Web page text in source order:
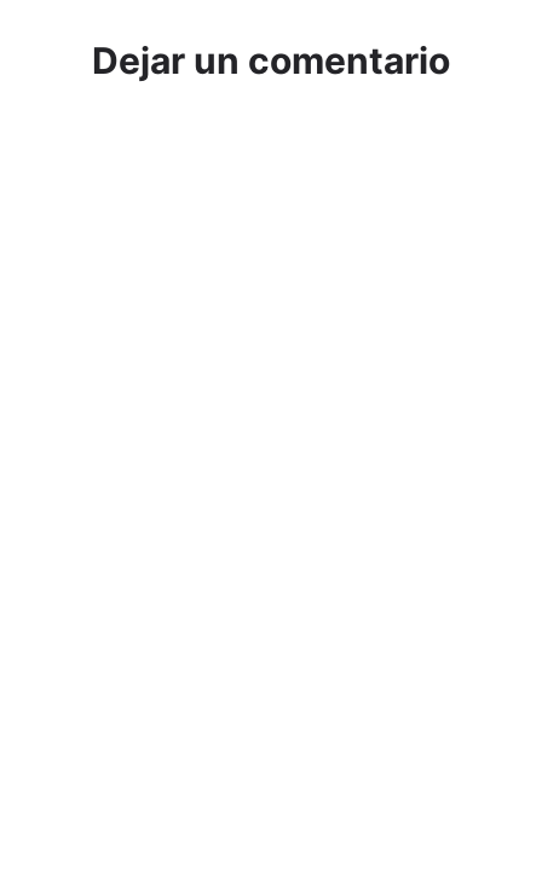
Dejar un comentario